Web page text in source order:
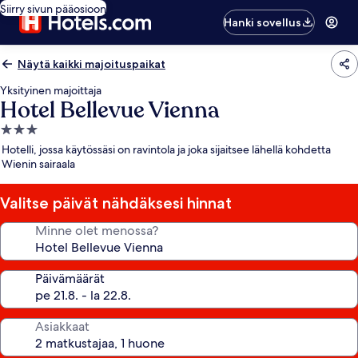
Siirry sivun pääosioon
Hanki sovellus
Näytä kaikki majoituspaikat
Yksityinen majoittaja
Hotel Bellevue Vienna
3.0
tähden
majoituspaikka
Hotelli, jossa käytössäsi on ravintola ja joka sijaitsee lähellä kohdetta
Wienin sairaala
Valitse päivät nähdäksesi hinnat
Minne olet menossa?
Päivämäärät
Asiakkaat